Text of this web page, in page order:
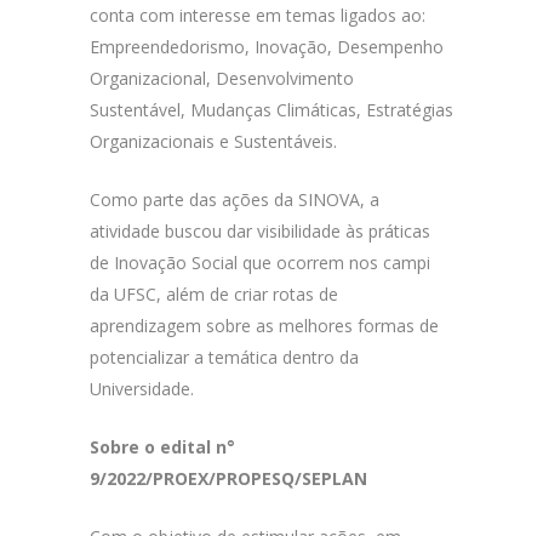
conta com interesse em temas ligados ao:
Empreendedorismo, Inovação, Desempenho
Organizacional, Desenvolvimento
Sustentável, Mudanças Climáticas, Estratégias
Organizacionais e Sustentáveis.
Como parte das ações da SINOVA, a
atividade buscou dar visibilidade às práticas
de Inovação Social que ocorrem nos campi
da UFSC, além de criar rotas de
aprendizagem sobre as melhores formas de
potencializar a temática dentro da
Universidade.
Sobre o edital n°
9/2022/PROEX/PROPESQ/SEPLAN